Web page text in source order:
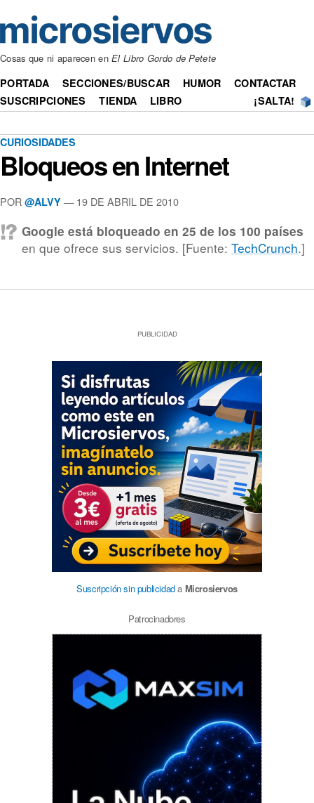
Cosas que ni aparecen enEl Libro Gordo de Petete
PORTADA SECCIONES/BUSCAR HUMOR
CONTACTAR
SUSCRIPCIONES
TIENDA LIBRO ¡SALTA!
CURIOSIDADES
Bloqueos en Internet
POR @ALVY — 19 DE ABRIL DE 2010
Google está bloqueado en 25 de los 100 países
en que ofrece sus servicios. [Fuente:TechCrunch.]
PUBLICIDAD
Suscripción sin publicidada Microsiervos
Patrocinadores